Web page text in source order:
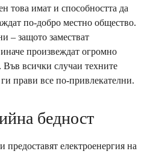
това имат и способността да
по-добро местно общество.
– защото заместват
произвеждат огромно
всички случаи техните
прави все по-привлекателни.
бедност
електроенергия на